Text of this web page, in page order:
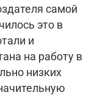
самой
это в
и
на работу в
низких